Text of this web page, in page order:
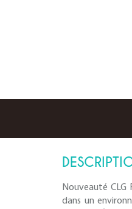
Nouveauté
dans un